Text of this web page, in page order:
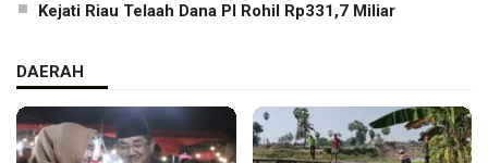
Kejati Riau Telaah Dana PI Rohil Rp331,7 Miliar
DAERAH